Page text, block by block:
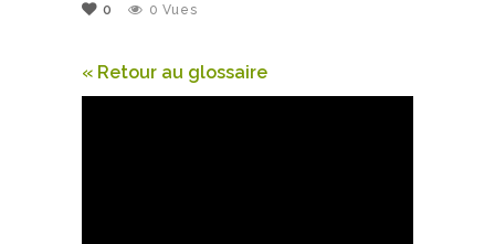
0
0 Vues
« Retour au glossaire